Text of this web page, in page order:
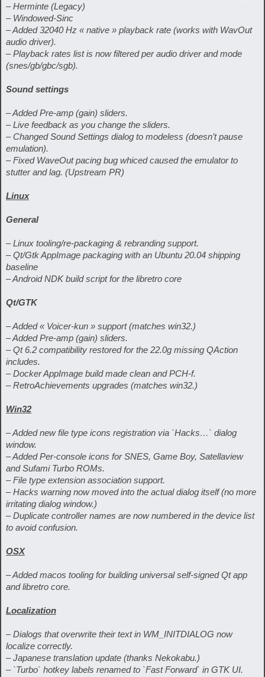
– Herminte (Legacy)
– Windowed-Sinc
– Added 32040 Hz « native » playback rate (works with WavOut
audio driver).
– Playback rates list is now filtered per audio driver and mode
(snes/gb/gbc/sgb).
Sound settings
– Added Pre-amp (gain) sliders.
– Live feedback as you change the sliders.
– Changed Sound Settings dialog to modeless (doesn’t pause
emulation).
– Fixed WaveOut pacing bug whiced caused the emulator to
stutter and lag. (Upstream PR)
Linux
General
– Linux tooling/re-packaging & rebranding support.
– Qt/Gtk AppImage packaging with an Ubuntu 20.04 shipping
baseline
– Android NDK build script for the libretro core
Qt/GTK
– Added « Voicer-kun » support (matches win32.)
– Added Pre-amp (gain) sliders.
– Qt 6.2 compatibility restored for the 22.0g missing QAction
includes.
– Docker AppImage build made clean and PCH-f.
– RetroAchievements upgrades (matches win32.)
Win32
– Added new file type icons registration via `Hacks…` dialog
window.
– Added Per-console icons for SNES, Game Boy, Satellaview
and Sufami Turbo ROMs.
– File type extension association support.
– Hacks warning now moved into the actual dialog itself (no more
irritating dialog window.)
– Duplicate controller names are now numbered in the device list
to avoid confusion.
OSX
– Added macos tooling for building universal self-signed Qt app
and libretro core.
Localization
– Dialogs that overwrite their text in WM_INITDIALOG now
localize correctly.
– Japanese translation update (thanks Nekokabu.)
– `Turbo` hotkey labels renamed to `Fast Forward` in GTK UI.